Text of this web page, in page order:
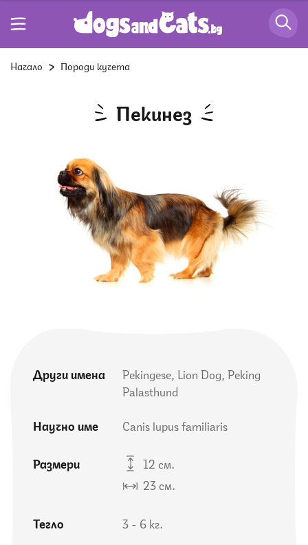
Начало Породи кучета
Пекинез
Други имена
Pekingese, Lion Dog, Peking
Palasthund
Научно име Canis lupus familiaris
Размери
12 см.
23 см.
Тегло 3 - 6 кг.